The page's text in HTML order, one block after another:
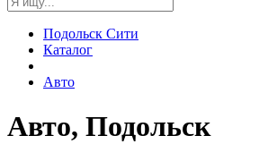
Подольск Сити
Каталог
Авто
Авто, Подольск